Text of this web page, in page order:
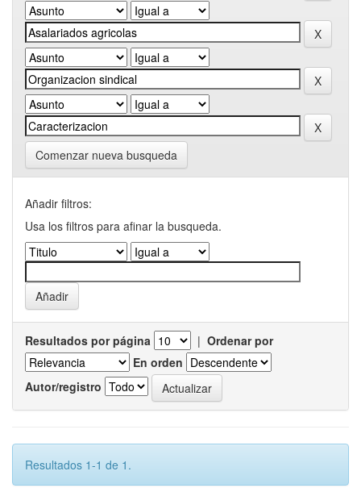
Comenzar nueva busqueda
Añadir filtros:
Usa los filtros para afinar la busqueda.
Resultados por página | Ordenar por
En orden
Autor/registro
Resultados 1-1 de 1.